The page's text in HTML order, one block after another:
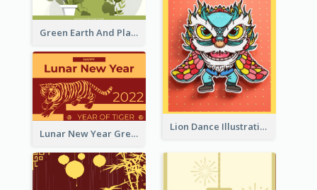
Green Earth And Plants Illustrations Greeting Card
Lion Dance Illustration Photo Greeting Card
Lunar New Year Greeting Card With Tiger Illustration